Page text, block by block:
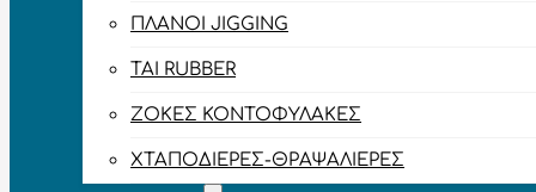
ΠΛΆΝΟΙ JIGGING
TAI RUBBER
ΖΌΚΕΣ ΚΟΝΤΟΦΎΛΑΚΕΣ
ΧΤΑΠΟΔΙΈΡΕΣ-ΘΡΑΨΑΛΙΈΡΕΣ